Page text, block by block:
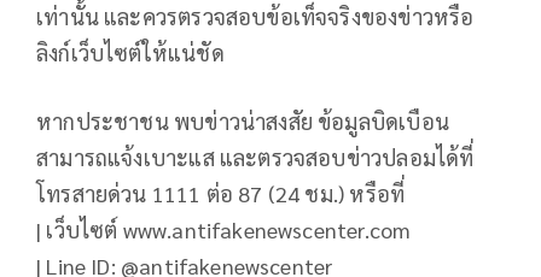
เท่านั้น และควรตรวจสอบข้อเท็จจริงของข่าวหรือ
ลิงก์เว็บไซต์ให้แน่ชัด
หากประชาชน พบข่าวน่าสงสัย ข้อมูลบิดเบือน
สามารถแจ้งเบาะแส และตรวจสอบข่าวปลอมได้ที่
โทรสายด่วน 1111 ต่อ 87 (24 ชม.) หรือที่
| เว็บไซต์ www.antifakenewscenter.com
| Line ID: @antifakenewscenter